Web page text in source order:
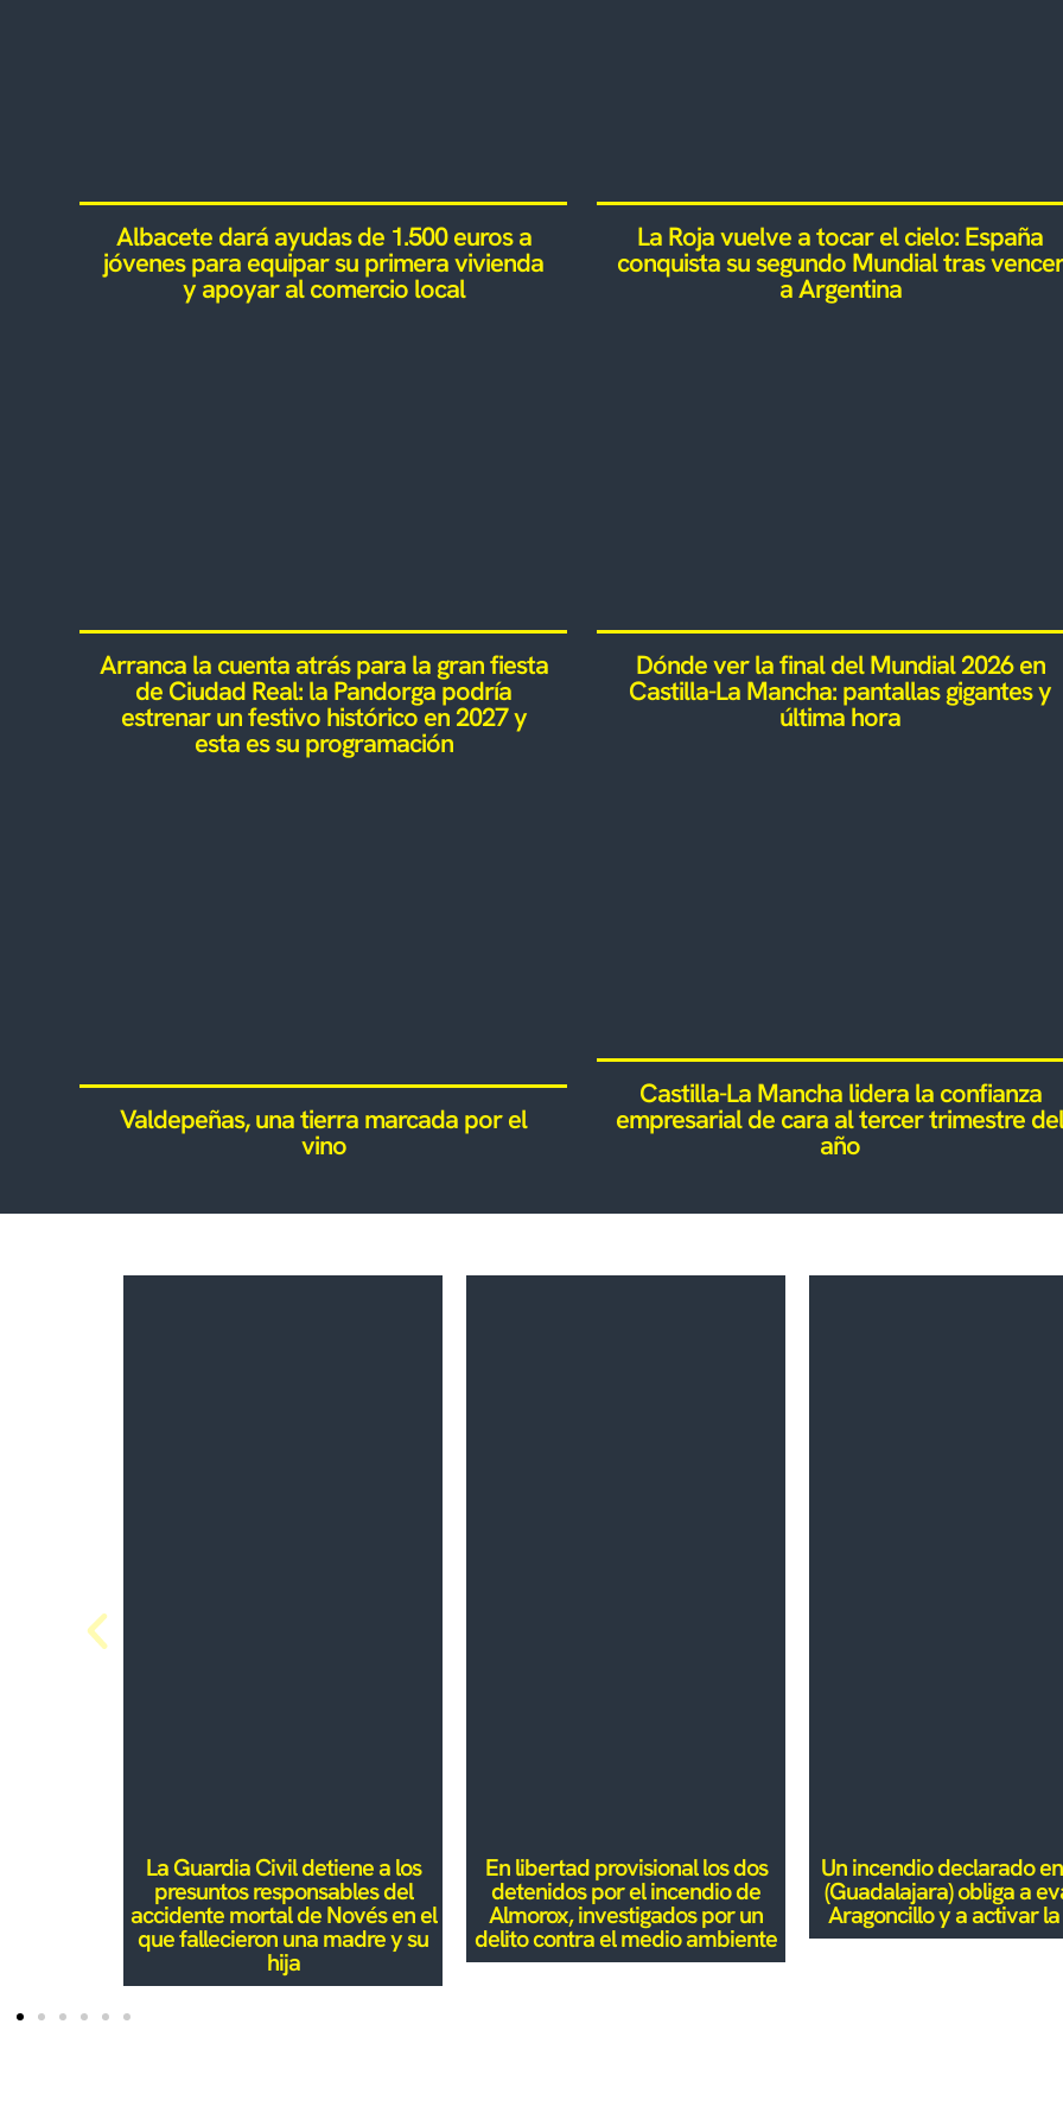
Albacete dará ayudas de 1.500 euros a
jóvenes para equipar su primera vivienda
y apoyar al comercio local
La Roja vuelve a tocar el cielo: España
conquista su segundo Mundial tras vencer
a Argentina
Arranca la cuenta atrás para la gran fiesta
de Ciudad Real: la Pandorga podría
estrenar un festivo histórico en 2027 y
esta es su programación
Dónde ver la final del Mundial 2026 en
Castilla-La Mancha: pantallas gigantes y
última hora
Valdepeñas, una tierra marcada por el
vino
Castilla-La Mancha lidera la confianza
empresarial de cara al tercer trimestre
año
La Guardia Civil detiene a los
presuntos responsables del
accidente mortal de Novés en el
que fallecieron una madre y su
hija
En libertad provisional los dos
detenidos por el incendio de
Almorox, investigados por un
delito contra el medio ambiente
Un incendio declarado
(Guadalajara) obliga a
Aragoncillo y a activar